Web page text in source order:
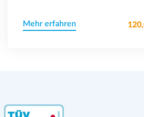
Mehr erfahren